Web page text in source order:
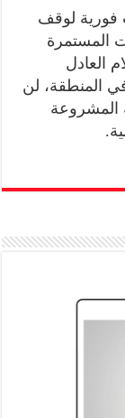
فورية لوقف
المستمرة
العادل
المنطقة، لن
المشروعة